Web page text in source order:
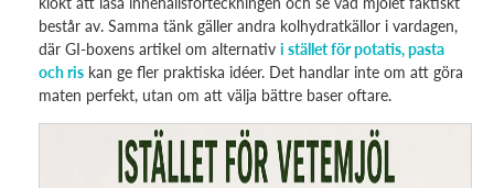
består av. Samma tänk gäller andra kolhydratkällor i vardagen,
där GI-boxens artikel om alternativ i stället för potatis, pasta
och ris kan ge fler praktiska idéer. Det handlar inte om att göra
maten perfekt, utan om att välja bättre baser oftare.